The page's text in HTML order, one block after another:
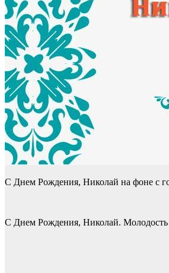
С Днем Рождения, Николай на фоне с
С Днем Рождения, Николай. Молодость